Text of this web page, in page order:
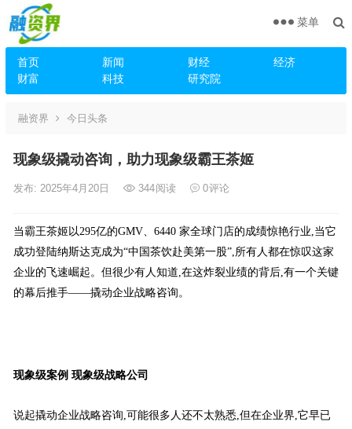
首页 新闻 财经
经济
财富
科技 研究院
菜单
融资界 今日头条
现象级撬动咨询，助力现象级霸王茶姬
发布: 2025年4月20日 344阅读 0评论
当霸王茶姬以295亿的GMV、6440 家全球门店的成绩惊艳行业,当它
成功登陆纳斯达克成为“中国茶饮赴美第一股”,所有人都在惊叹这家
企业的飞速崛起。但很少有人知道,在这炸裂业绩的背后,有一个关键
的幕后推手——撬动企业战略咨询。
现象级案例 现象级战略公司
说起撬动企业战略咨询,可能很多人还不太熟悉,但在企业界,它早已